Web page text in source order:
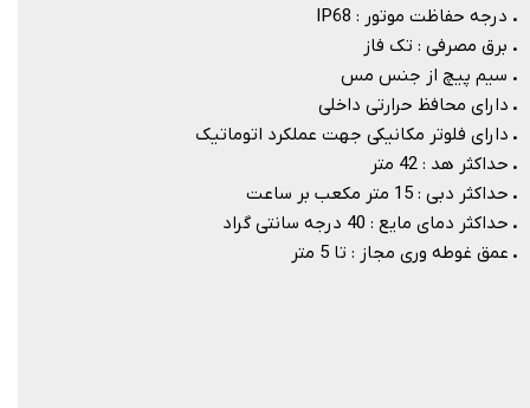
. درجه حفاظت موتور : IP68
. برق مصرفی : تک فاز
. سیم پیچ از جنس مس
. دارای محافظ حرارتی داخلی
. دارای فلوتر مکانیکی جهت عملکرد اتوماتیک​​​​​​​
. حداکثر هد : 42 متر
. حداکثر دبی : 15 متر مکعب بر ساعت
. حداکثر دمای مایع : 40 درجه سانتی گراد
. عمق غوطه وری مجاز : تا 5 متر